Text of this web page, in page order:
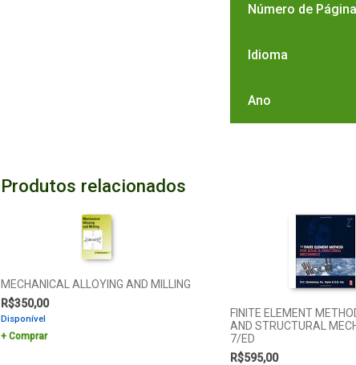
Número de
Idioma
Ano
Produtos relacionados
MECHANICAL ALLOYING AND MILLING
R$350,00
Disponível
Comprar
FINITE ELEMENT
AND STRUCTURAL
7/ED
R$595,00